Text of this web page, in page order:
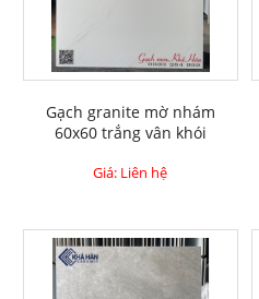
Gạch granite mờ nhám
60x60 trắng vân khói
Giá: Liên hệ